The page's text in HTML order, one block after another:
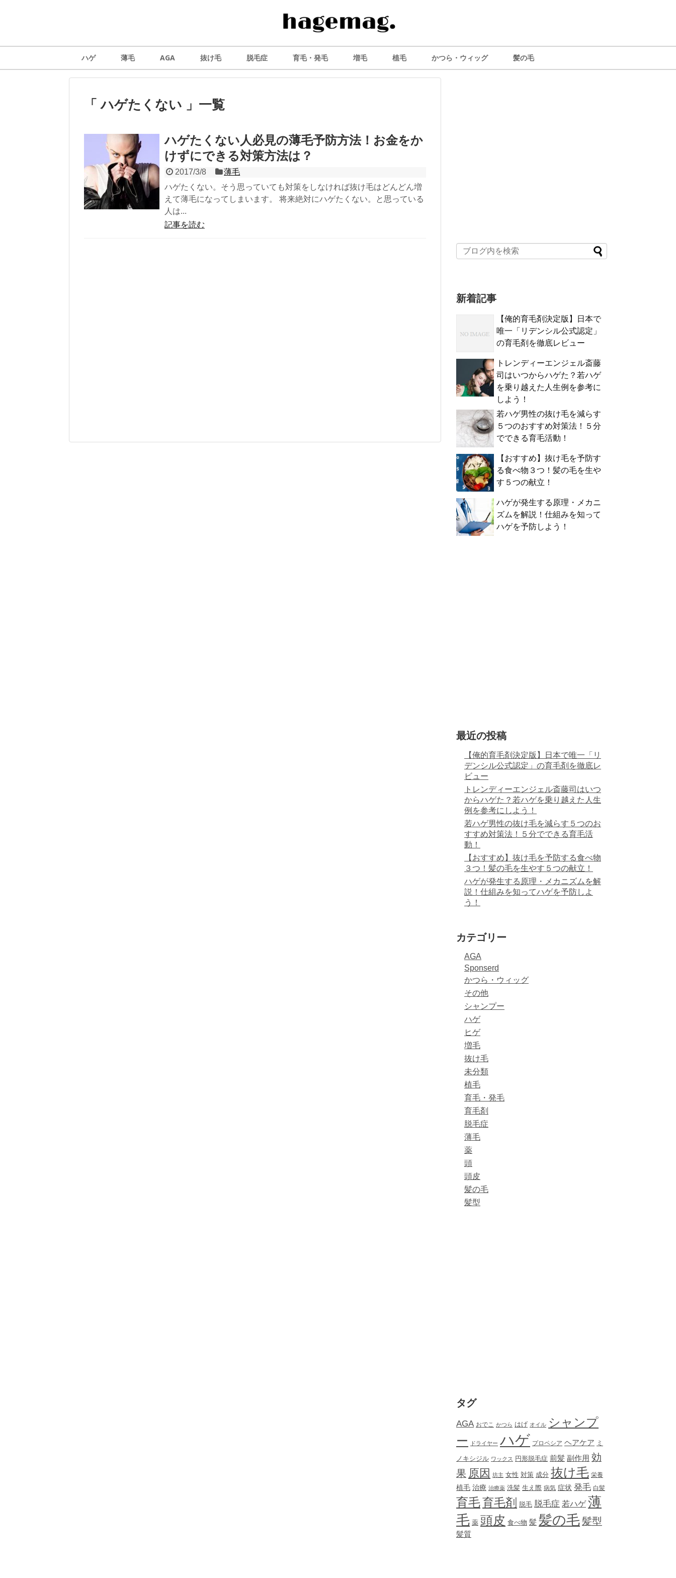
ハゲ 薄毛 AGA 抜け毛 脱毛症 育毛・発毛 増毛 植毛 かつら・ウィッグ 髪の毛
「 ハゲたくない 」一覧
ハゲたくない人必見の薄毛予防方法！お金をか
けずにできる対策方法は？
2017/3/8
薄毛
ハゲたくない。そう思っていても対策をしなければ抜け毛はどんどん増
えて薄毛になってしまいます。 将来絶対にハゲたくない。と思っている
人は...
記事を読む
新着記事
【俺的育毛剤決定版】日本で
唯一「リデンシル公式認定」
の育毛剤を徹底レビュー
トレンディーエンジェル斎藤
司はいつからハゲた？若ハゲ
を乗り越えた人生例を参考に
しよう！
若ハゲ男性の抜け毛を減らす
５つのおすすめ対策法！５分
でできる育毛活動！
【おすすめ】抜け毛を予防す
る食べ物３つ！髪の毛を生や
す５つの献立！
ハゲが発生する原理・メカニ
ズムを解説！仕組みを知って
ハゲを予防しよう！
最近の投稿
【俺的育毛剤決定版】日本で唯一「リ
デンシル公式認定」の育毛剤を徹底レ
ビュー
トレンディーエンジェル斎藤司はいつ
からハゲた？若ハゲを乗り越えた人生
例を参考にしよう！
若ハゲ男性の抜け毛を減らす５つのお
すすめ対策法！５分でできる育毛活
動！
【おすすめ】抜け毛を予防する食べ物
３つ！髪の毛を生やす５つの献立！
ハゲが発生する原理・メカニズムを解
説！仕組みを知ってハゲを予防しよ
う！
カテゴリー
AGA
Sponserd
かつら・ウィッグ
その他
シャンプー
ハゲ
ヒゲ
増毛
抜け毛
未分類
植毛
育毛・発毛
育毛剤
脱毛症
薄毛
薬
頭
頭皮
髪の毛
髪型
タグ
AGA おでこ かつら はげ オイル シャンプ
ー
ドライヤー ハゲ プロペシア ヘアケア ミ
ノキシジル ワックス 円形脱毛症 前髪 副作用 効
果 原因 坊主 女性 対策 成分 抜け毛 栄養
植毛 治療 治療薬 洗髪 生え際 病気 症状 発毛 白髪
育毛育毛剤 脱毛 脱毛症 若ハゲ 薄
毛 薬 頭皮 食べ物 髪 髪の毛髪型
髪質